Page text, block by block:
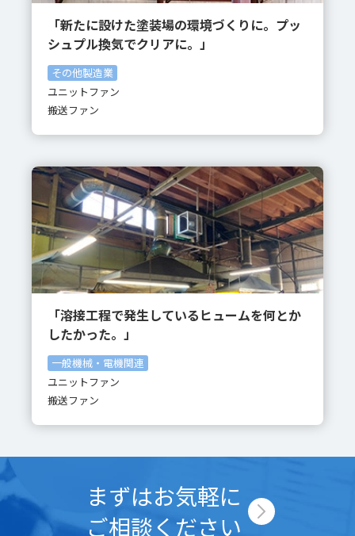
「新たに設けた塗装場の環境づくりに。プッ
シュプル換気でクリアに。」
その他製造業
ユニットファン
搬送ファン
「溶接工程で発生しているヒュームを何とか
したかった。」
一般機械・電機関連
ユニットファン
搬送ファン
まずはお気軽に
ご相談ください